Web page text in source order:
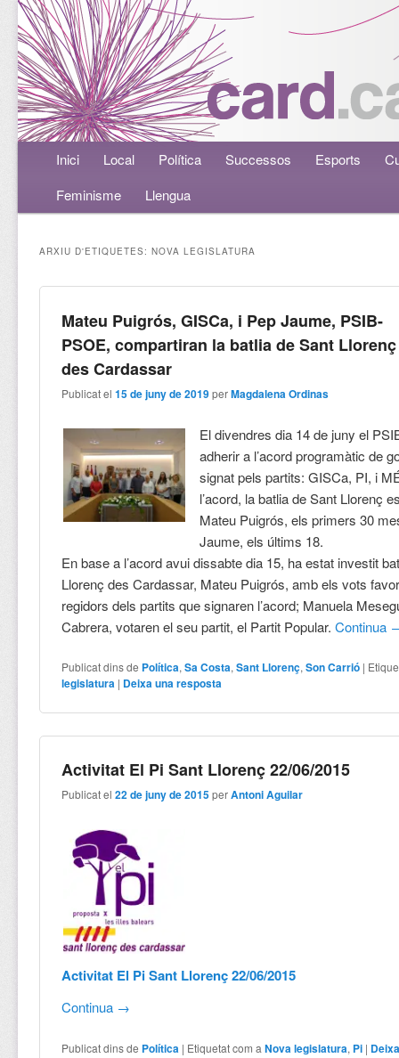
Menú principalAneu al contingut principal
Aneu al contingut secundari
Inici Local Política Successos Esports
Feminisme
Llengua
ARXIU D'ETIQUETES:NOVA LEGISLATURA
Mateu Puigrós, GISCa, i Pep Jaume, PSIB-
PSOE, compartiran la batlia de Sant Llorenç
des Cardassar
Publicat el15 de juny de 2019 perMagdalena Ordinas
El divendres dia 14 de juny el
adherir a l’acord programàtic de
signat pels partits: GISCa, PI, i
l’acord, la batlia de Sant Llorenç
Mateu Puigrós, els primers 30
Jaume, els últims 18.
En base a l’acord avui dissabte dia 15, ha estat investit
Llorenç des Cardassar, Mateu Puigrós, amb els vots
regidors dels partits que signaren l’acord; Manuela
Cabrera, votaren el seu partit, el Partit Popular.Continua
Publicat dins de Política,Sa Costa,Sant Llorenç,Son Carrió |
legislatura | Deixa una resposta
Activitat El Pi Sant Llorenç 22/06/2015
Publicat el22 de juny de 2015 perAntoni Aguilar
Activitat El Pi Sant Llorenç 22/06/2015
Continua →
Publicat dins de Política | Etiquetat com a Nova legislatura, Pi |